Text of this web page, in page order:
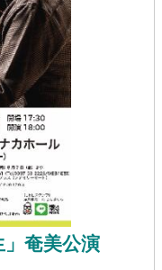
奄美公演